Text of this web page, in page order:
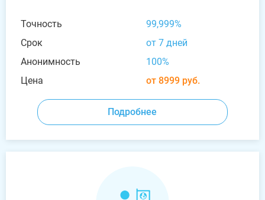
Точность
99,999%
Срок
от 7 дней
Анонимность
100%
Цена
от 8999 руб.
Подробнее